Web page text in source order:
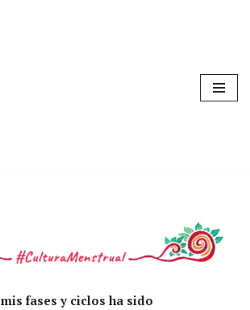
mis fases y ciclos ha sido